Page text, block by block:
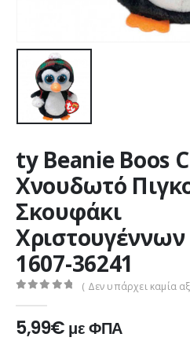
ty Beanie Boos
Χνουδωτό
Σκουφάκι
Χριστουγέννων
1607-36241
( Δεν υπάρχει καμία
5,99€ με ΦΠΑ